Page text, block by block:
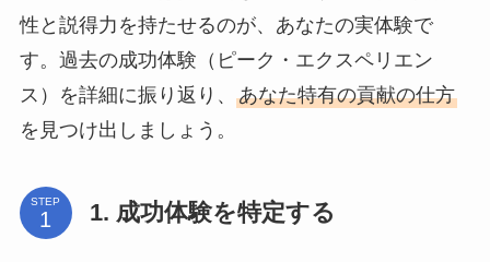
性と説得力を持たせるのが、あなたの実体験で
す。過去の成功体験（ピーク・エクスペリエン
ス）を詳細に振り返り、 あなた特有の貢献の仕方
を見つけ出しましょう。
STEP 1. 成功体験を特定する